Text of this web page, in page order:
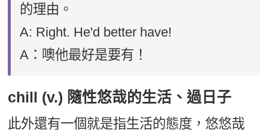
的理由。
A: Right. He'd better have!
A：噢他最好是要有！
chill (v.) 隨性悠哉的生活、過日子
此外還有一個就是指生活的態度，悠悠哉